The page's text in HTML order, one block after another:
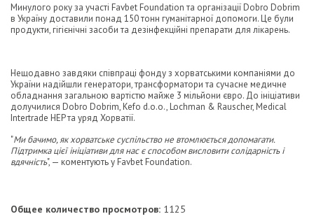
Минулого року за участі Favbet Foundation та організації Dobro Dobrim
в Україну доставили понад 150 тонн гуманітарної допомоги. Це були
продукти, гігієнічні засоби та дезінфекційні препарати для лікарень.
Нещодавно завдяки співпраці фонду з хорватськими компаніями до
України надійшли генератори, трансформатори та сучасне медичне
обладнання загальною вартістю майже 3 мільйони євро. До ініціативи
долучилися Dobro Dobrim, Kefo d.o.o., Lochman & Rauscher, Medical
Intertrade HEP та уряд Хорватії.
"Ми бачимо, як хорватське суспільство не втомлюється допомагати.
Підтримка цієї ініціативи для нас є способом висловити солідарність і
вдячність", — коментують у Favbet Foundation.
Общее количество просмотров: 1125